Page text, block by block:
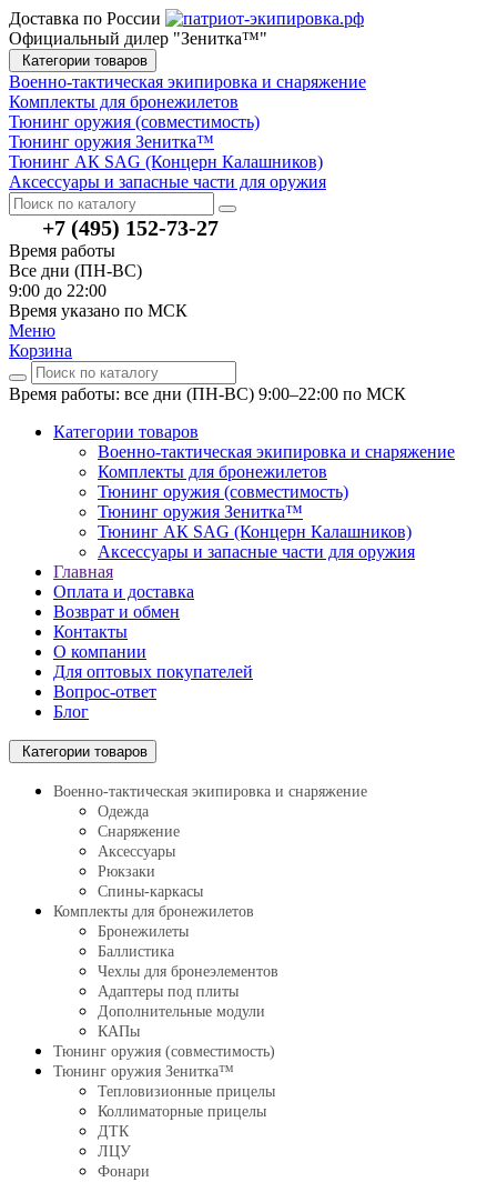
Доставка по России
Официальный дилер "Зенитка™"
Категории товаров
Военно-тактическая экипировка и снаряжение
Комплекты для бронежилетов
Тюнинг оружия (совместимость)
Тюнинг оружия Зенитка™
Тюнинг АК SAG (Концерн Калашников)
Аксессуары и запасные части для оружия
+7 (495) 152-73-27
Время работы
Все дни (ПН-ВС)
9:00 до 22:00
Время указано по МСК
Меню
Корзина
Время работы: все дни (ПН-ВС) 9:00–22:00 по МСК
Категории товаров
Военно-тактическая экипировка и снаряжение
Комплекты для бронежилетов
Тюнинг оружия (совместимость)
Тюнинг оружия Зенитка™
Тюнинг АК SAG (Концерн Калашников)
Аксессуары и запасные части для оружия
Главная
Оплата и доставка
Возврат и обмен
Контакты
О компании
Для оптовых покупателей
Вопрос-ответ
Блог
Категории товаров
Военно-тактическая экипировка и снаряжение
Одежда
Снаряжение
Аксессуары
Рюкзаки
Спины-каркасы
Комплекты для бронежилетов
Бронежилеты
Баллистика
Чехлы для бронеэлементов
Адаптеры под плиты
Дополнительные модули
КАПы
Тюнинг оружия (совместимость)
Тюнинг оружия Зенитка™
Тепловизионные прицелы
Коллиматорные прицелы
ДТК
ЛЦУ
Фонари